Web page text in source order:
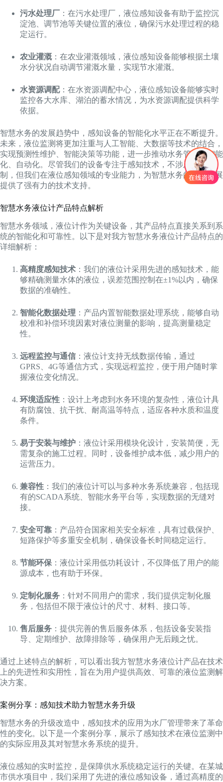
污水处理厂 ：在污水处理厂，液位感知设备有助于监控沉
淀池、调节池等关键位置的液位，确保污水处理过程的稳
定运行。
农业灌溉：在农业灌溉领域，液位感知设备能够根据土壤
水分状况自动调节灌溉水量，实现节水灌溉。
水资源调配：在水资源调配中心，液位感知设备能够实时
监控各大水库、湖泊的蓄水情况，为水资源调配提供科学
依据。
智慧水务的发展趋势中，感知设备的智能化水平正在不断提升。
未来，液位监测将更加注重与人工智能、大数据等技术的结合，
实现预测性维护、智能决策等功能，进一步推动水务管理的智能
化、自动化。尽管我们的设备专注于感知技术，不涉及PLC控
制，但我们在液位感知领域的专业能力，为智慧水务的未来发展
提供了强有力的技术支持。
智慧水务液位计产品特点解析
智慧水务领域，液位计作为关键设备，其产品特点直接关系到系
统的智能化和可靠性。以下是对我方智慧水务液位计产品特点的
详细解析：
高精度感知技术 ：我们的液位计采用先进的感知技术，能
够精确测量水体的液位，误差范围控制在±1%以内，确保
数据的准确性。
智能化数据处理 ：产品内置智能数据处理系统，能够自动
校准和补偿环境因素对液位测量的影响，提高测量稳定
性。
远程监控与通信 ：液位计支持无线数据传输，通过
GPRS、4G等通信方式，实现远程监控，便于用户随时掌
握液位变化情况。
环境适应性 ：设计上考虑到水务环境的复杂性，液位计具
有防腐蚀、抗干扰、耐高温等特点，适应各种水质和温度
条件。
易于安装与维护 ：液位计采用模块化设计，安装简便，无
需复杂的施工过程。同时，设备维护成本低，减少用户的
运营压力。
兼容性 ：我们的液位计可以与多种水务系统兼容，包括现
有的SCADA系统、智能水务平台等，实现数据的无缝对
接。
安全可靠 ：产品符合国家相关安全标准，具有过载保护、
短路保护等多重安全机制，确保设备长时间稳定运行。
节能环保 ：液位计采用低功耗设计，不仅降低了用户的能
源成本，也有助于环保。
定制化服务 ：针对不同用户的需求，我们提供定制化服
务，包括但不限于液位计的尺寸、材料、接口等。
售后服务 ：提供完善的售后服务体系，包括设备安装指
导、定期维护、故障排除等，确保用户无后顾之忧。
通过上述特点的解析，可以看出我方智慧水务液位计产品在技术
上的先进性和实用性，旨在为用户提供高效、可靠的液位监测解
决方案。
案例分享：感知技术助力智慧水务升级
智慧水务的升级改造中，感知技术的应用为水厂管理带来了革命
性的变化。以下是一个案例分享，展示了感知技术在液位监测中
的实际应用及其对智慧水务系统的提升。
液位感知的实时监控，是保障供水系统稳定运行的关键。在某城
市供水项目中，我们采用了先进的液位感知设备，通过高精度的